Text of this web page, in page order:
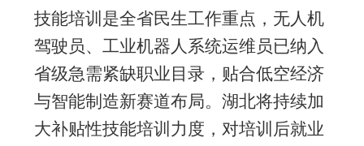
技能培训是全省民生工作重点，无人机
驾驶员、工业机器人系统运维员已纳入
省级急需紧缺职业目录，贴合低空经济
与智能制造新赛道布局。湖北将持续加
大补贴性技能培训力度，对培训后就业